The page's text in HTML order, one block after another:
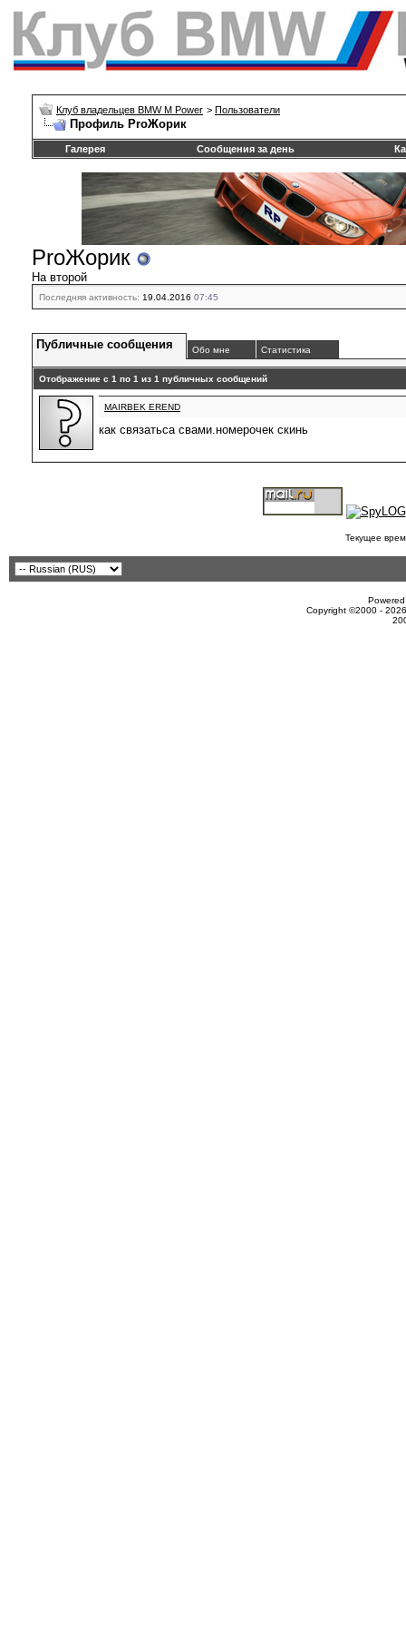
Клуб владельцев BMW M Power > Пользователи
Профиль ProЖорик
Галерея Сообщения за день
ProЖорик
На второй
Последняя активность: 19.04.2016 07:45
Публичные сообщения Обо мне Статистика
Отображение с 1 по 1 из 1 публичных сообщений
MAIRBEK EREND
как связатьса свами.номерочек скинь
Текущее
Copyright ©2000 -